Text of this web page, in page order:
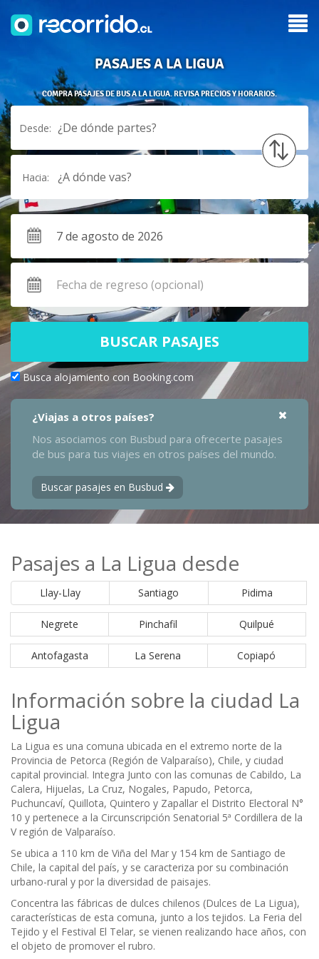
PASAJES A LA LIGUA
COMPRA PASAJES DE BUS A LA LIGUA. REVISA PRECIOS Y HORARIOS.
Desde: ¿De dónde partes?
Hacia: ¿A dónde vas?
BUSCAR PASAJES
Busca alojamiento con Booking.com
¿Viajas a otros países?
Nos asociamos con Busbud para ofrecerte pasajes
de bus para tus viajes en otros países del mundo.
Buscar pasajes en Busbud
Pasajes a La Ligua desde
Llay-Llay Santiago Pidima
Negrete Pinchafil Quilpué
Antofagasta La Serena Copiapó
Información sobre la ciudad La
Ligua
La Ligua es una comuna ubicada en el extremo norte de la
Provincia de Petorca (Región de Valparaíso), Chile, y ciudad
capital provincial. Integra Junto con las comunas de Cabildo, La
Calera, Hijuelas, La Cruz, Nogales, Papudo, Petorca,
Puchuncaví, Quillota, Quintero y Zapallar el Distrito Electoral N°
10 y pertenece a la Circunscripción Senatorial 5ª Cordillera de la
V región de Valparaíso.
Se ubica a 110 km de Viña del Mar y 154 km de Santiago de
Chile, la capital del país, y se caracteriza por su combinación
urbano-rural y por la diversidad de paisajes.
Concentra las fábricas de dulces chilenos (Dulces de La Ligua),
características de esta comuna, junto a los tejidos. La Feria del
Tejido y el Festival El Telar, se vienen realizando hace años, con
el objeto de promover el rubro.